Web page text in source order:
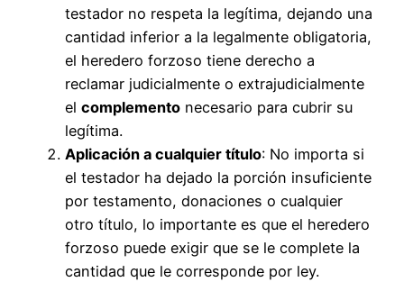
testador no respeta la legítima, dejando una
cantidad inferior a la legalmente obligatoria,
el heredero forzoso tiene derecho a
reclamar judicialmente o extrajudicialmente
el complemento necesario para cubrir su
legítima.
Aplicación a cualquier título: No importa si
el testador ha dejado la porción insuficiente
por testamento, donaciones o cualquier
otro título, lo importante es que el heredero
forzoso puede exigir que se le complete la
cantidad que le corresponde por ley.